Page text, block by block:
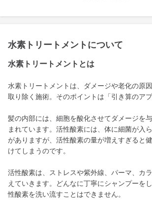
水素トリートメントについて
水素トリートメントとは
水素トリートメントは、ダメージや老化の原
取り除く施術。そのポイントは「引き算のアプ
髪の内部には、細胞を酸化させてダメージを
まれています。活性酸素には、体に細菌が入
がありますが、活性酸素の量が増えすぎると
けてしまうのです。
活性酸素は、ストレスや紫外線、パーマ、カ
えていきます。どんなに丁寧にシャンプーを
性酸素を洗い流すことはできません。